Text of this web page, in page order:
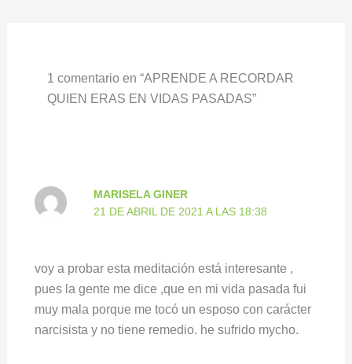
1 comentario en “APRENDE A RECORDAR
QUIEN ERAS EN VIDAS PASADAS”
MARISELA GINER
21 DE ABRIL DE 2021 A LAS 18:38
voy a probar esta meditación está interesante ,
pues la gente me dice ,que en mi vida pasada fui
muy mala porque me tocó un esposo con carácter
narcisista y no tiene remedio. he sufrido mycho.